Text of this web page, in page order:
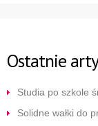
Ostatnie
Studia po szkole
Solidne wałki do